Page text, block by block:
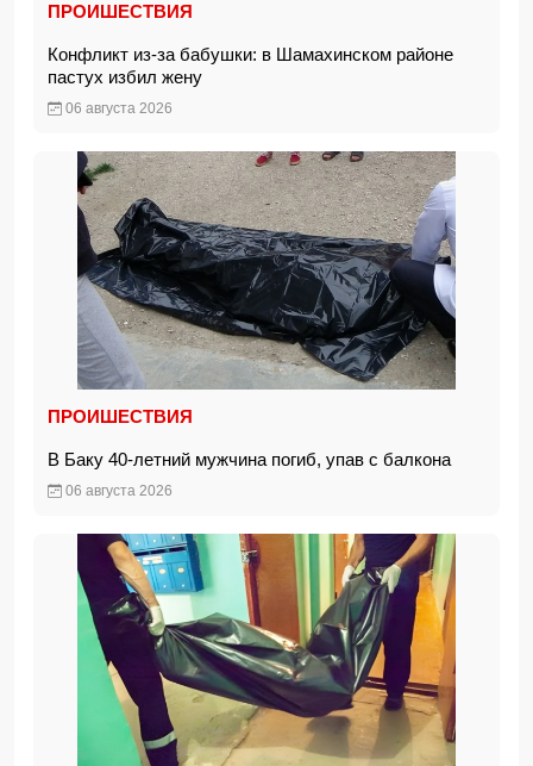
ПРОИШЕСТВИЯ
Конфликт из-за бабушки: в Шамахинском районе
пастух избил жену
06 августа 2026
ПРОИШЕСТВИЯ
В Баку 40-летний мужчина погиб, упав с балкона
06 августа 2026